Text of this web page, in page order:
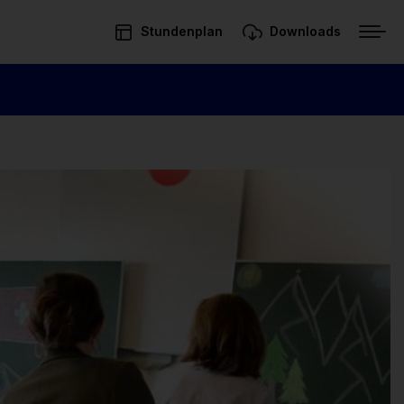
Stundenplan Downloads